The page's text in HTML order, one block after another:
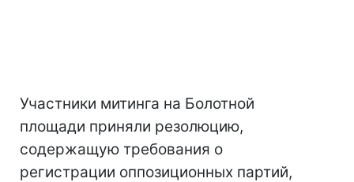
Участники митинга на Болотной
площади приняли резолюцию,
содержащую требования о
регистрации оппозиционных партий,